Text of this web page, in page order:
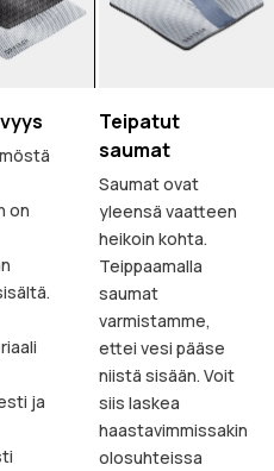
on
ja
Teipatut
saumat
Saumat ovat
yleensä vaatteen
heikoin kohta.
Teippaamalla
saumat
varmistamme,
ettei vesi pääse
niistä sisään. Voit
siis laskea
haastavimmissakin
olosuhteissa